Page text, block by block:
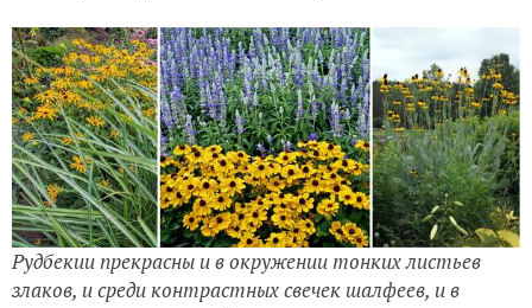
Рудбекии прекрасны и в окружении тонких листьев
злаков, и среди контрастных свечек шалфеев, и в